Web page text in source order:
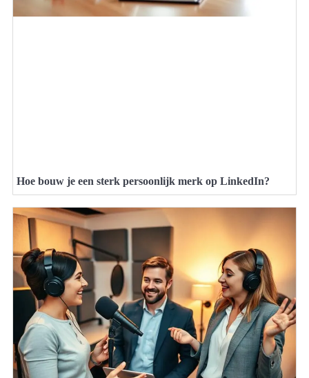
Hoe bouw je een sterk persoonlijk merk op LinkedIn?